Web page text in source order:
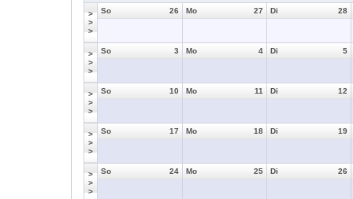
>
>
>
26
So 27
Mo 28
Di
>
>
>
3
So 4
Mo 5
Di
>
>
>
10
So 11
Mo 12
Di
>
>
>
17
So 18
Mo 19
Di
>
>
>
24
So 25
Mo 26
Di